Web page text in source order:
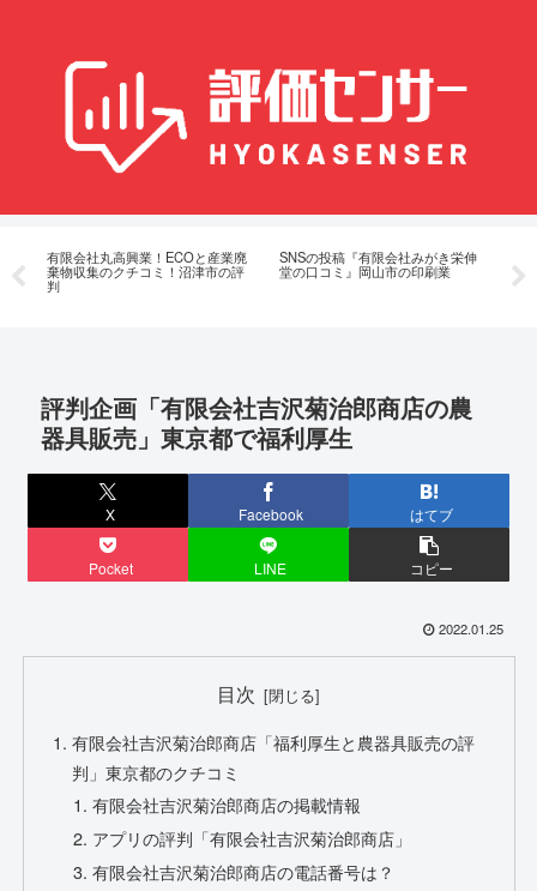
有限会社丸高興業！ECOと産業廃
棄物収集のクチコミ！沼津市の評
判
SNSの投稿『有限会社みがき栄伸
堂の口コミ』岡山市の印刷業 ネ
代
評判企画「有限会社吉沢菊治郎商店の農
器具販売」東京都で福利厚生
X Facebook はてブ
Pocket LINE コピー
2022.01.25
目次
有限会社吉沢菊治郎商店「福利厚生と農器具販売の評
判」東京都のクチコミ
有限会社吉沢菊治郎商店の掲載情報
アプリの評判「有限会社吉沢菊治郎商店」
有限会社吉沢菊治郎商店の電話番号は？